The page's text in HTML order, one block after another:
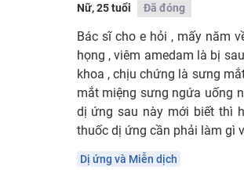
Nữ, 25 tuổi Đã đóng
Bác sĩ cho e hỏi , mấy năm
họng , viêm amedam là bị
khoa , chịu chứng là sưng
mắt miệng sưng ngứa uống
dị ứng sau này mới biết thì
thuốc dị ứng cần phải làm gì
Dị ứng và Miễn dịch